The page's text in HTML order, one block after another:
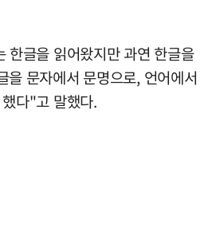
한글을 읽어왔지만 과연 한글을
문자에서 문명으로, 언어에서
다"고 말했다.